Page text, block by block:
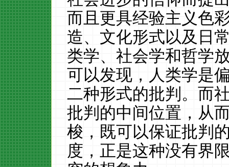
而且更具经验主义色
造、文化形式以及日
类学、社会学和哲学
可以发现，人类学是
二种形式的批判。而
批判的中间位置，从
梭，既可以保证批判
度，正是这种没有界